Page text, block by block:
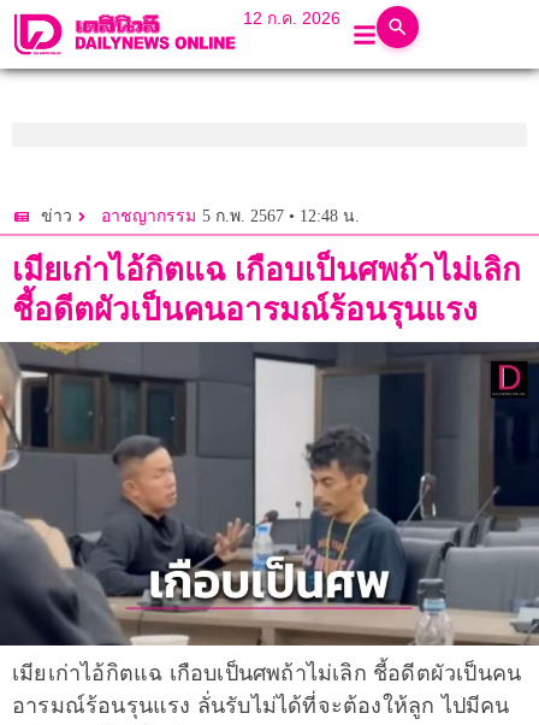
12 ก.ค. 2026
ข่าว อาชญากรรม 5 ก.พ. 2567 • 12:48 น.
เมียเก่าไอ้กิตแฉ เกือบเป็นศพถ้าไม่เลิก
ชี้อดีตผัวเป็นคนอารมณ์ร้อนรุนแรง
เมียเก่าไอ้กิตแฉ เกือบเป็นศพถ้าไม่เลิก ชี้อดีตผัวเป็นคน
อารมณ์ร้อนรุนแรง ลั่นรับไม่ได้ที่จะต้องให้ลูก ไปมีคน